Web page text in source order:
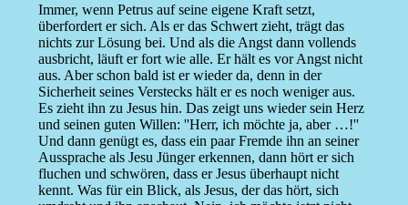
Immer, wenn Petrus auf seine eigene Kraft setzt,
überfordert er sich. Als er das Schwert zieht, trägt das
nichts zur Lösung bei. Und als die Angst dann vollends
ausbricht, läuft er fort wie alle. Er hält es vor Angst nicht
aus. Aber schon bald ist er wieder da, denn in der
Sicherheit seines Verstecks hält er es noch weniger aus.
Es zieht ihn zu Jesus hin. Das zeigt uns wieder sein Herz
und seinen guten Willen: ''Herr, ich möchte ja, aber …!''
Und dann genügt es, dass ein paar Fremde ihn an seiner
Aussprache als Jesu Jünger erkennen, dann hört er sich
fluchen und schwören, dass er Jesus überhaupt nicht
kennt. Was für ein Blick, als Jesus, der das hört, sich